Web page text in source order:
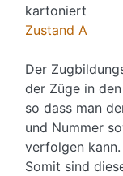
kartoniert
Zustand A
Der
der Züge in
so dass man
und Nummer
verfolgen
Somit sind